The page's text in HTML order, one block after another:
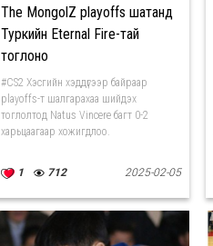
The MongolZ playoffs шатанд
Туркийн Eternal Fire-тай
тоглоно
#CS2 Хэсгийн хэддүгээр байраар
playoffs-т шалгарахаа шийдэх
тоглолтод Natus Vincere багт 0-2
харьцаагаар хожигдлоо.
1 712 2025-02-05